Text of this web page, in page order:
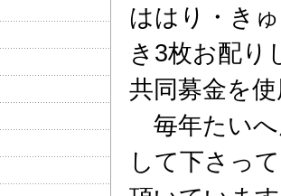
ははり・き
き3枚お配り
共同募金を
毎年たいへ
して下さっ